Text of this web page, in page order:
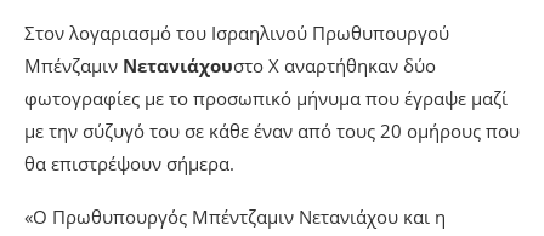
Στον λογαριασμό του Ισραηλινού Πρωθυπουργού
Μπένζαμιν Νετανιάχουστο Χ αναρτήθηκαν δύο
φωτογραφίες με το προσωπικό μήνυμα που έγραψε μαζί
με την σύζυγό του σε κάθε έναν από τους 20 ομήρους που
θα επιστρέψουν σήμερα.
«Ο Πρωθυπουργός Μπέντζαμιν Νετανιάχου και η